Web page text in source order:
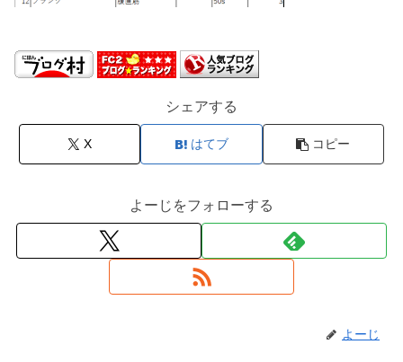
シェアする
X はてブ コピー
よーじをフォローする
よーじ